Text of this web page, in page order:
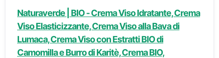
Naturaverde | BIO - Crema Viso Idratante, Crema
Viso Elasticizzante, Crema Viso alla Bava di
Lumaca, Crema Viso con Estratti BIO di
Camomilla e Burro di Karitè, Crema BIO,